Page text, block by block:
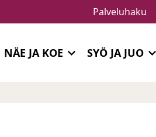
Palveluhaku
NÄE JA KOE SYÖ JA JUO